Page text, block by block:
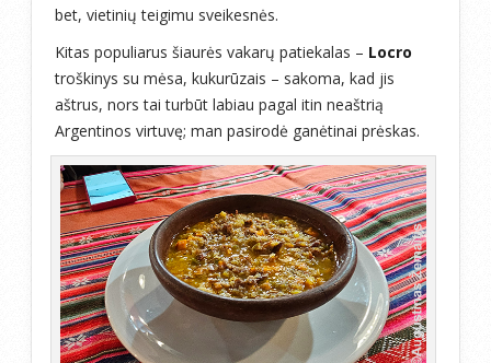
bet, vietinių teigimu sveikesnės.
Kitas populiarus šiaurės vakarų patiekalas – Locro
troškinys su mėsa, kukurūzais – sakoma, kad jis
aštrus, nors tai turbūt labiau pagal itin neaštrią
Argentinos virtuvę; man pasirodė ganėtinai prėskas.